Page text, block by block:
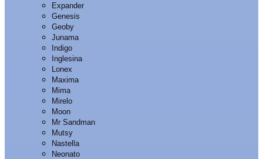
Expander
Genesis
Geoby
Junama
Indigo
Inglesina
Lonex
Maxima
Mima
Mirelo
Moon
Mr Sandman
Mutsy
Nastella
Neonato